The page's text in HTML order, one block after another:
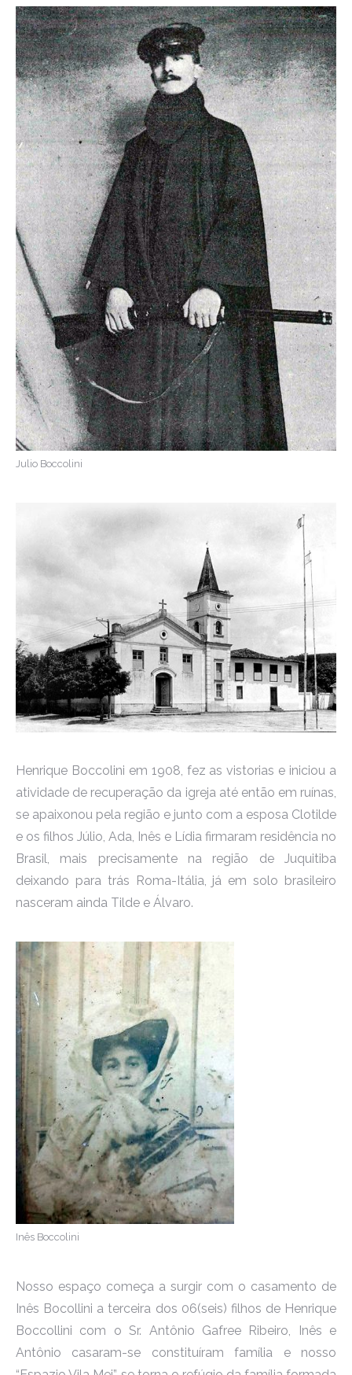
Julio Boccolini
Henrique Boccolini em 1908, fez as vistorias e iniciou a
atividade de recuperação da igreja até então em ruínas,
se apaixonou pela região e junto com a esposa Clotilde
e os filhos Júlio, Ada, Inês e Lídia firmaram residência no
Brasil, mais precisamente na região de Juquitiba
deixando para trás Roma-Itália, já em solo brasileiro
nasceram ainda Tilde e Álvaro.
Inês Boccolini
Nosso espaço começa a surgir com o casamento de
Inês Bocollini a terceira dos 06(seis) filhos de Henrique
Boccollini com o Sr. Antônio Gafree Ribeiro, Inês e
Antônio casaram-se constituíram família e nosso